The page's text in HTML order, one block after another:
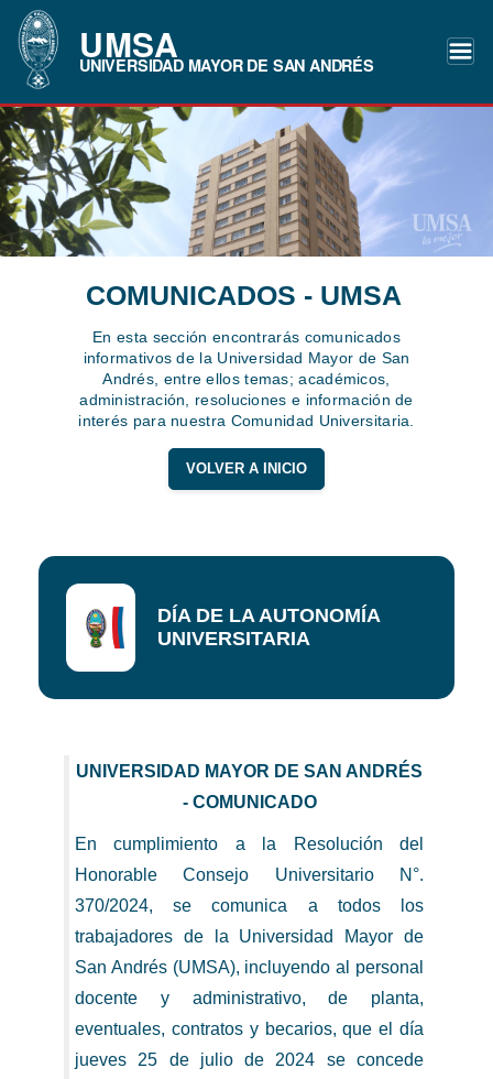
UMSA
UNIVERSIDAD MAYOR DE SAN ANDRÉS
COMUNICADOS - UMSA
En esta sección encontrarás comunicados
informativos de la Universidad Mayor de San
Andrés, entre ellos temas; académicos,
administración, resoluciones e información de
interés para nuestra Comunidad Universitaria.
VOLVER A INICIO
DÍA DE LA AUTONOMÍA
UNIVERSITARIA
UNIVERSIDAD MAYOR DE SAN ANDRÉS
- COMUNICADO
En cumplimiento a la Resolución del
Honorable Consejo Universitario N°.
370/2024, se comunica a todos los
trabajadores de la Universidad Mayor de
San Andrés (UMSA), incluyendo al personal
docente y administrativo, de planta,
eventuales, contratos y becarios, que el día
jueves 25 de julio de 2024 se concede